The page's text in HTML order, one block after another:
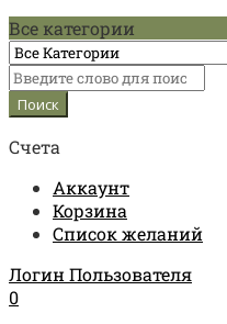
Все категории
Счета
Аккаунт
Корзина
Список желаний
Логин Пользователя
0